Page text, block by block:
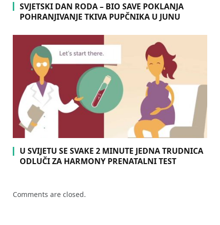
SVJETSKI DAN RODA – BIO SAVE POKLANJA
POHRANJIVANJE TKIVA PUPČNIKA U JUNU
U SVIJETU SE SVAKE 2 MINUTE JEDNA TRUDNICA
ODLUČI ZA HARMONY PRENATALNI TEST
Comments are closed.